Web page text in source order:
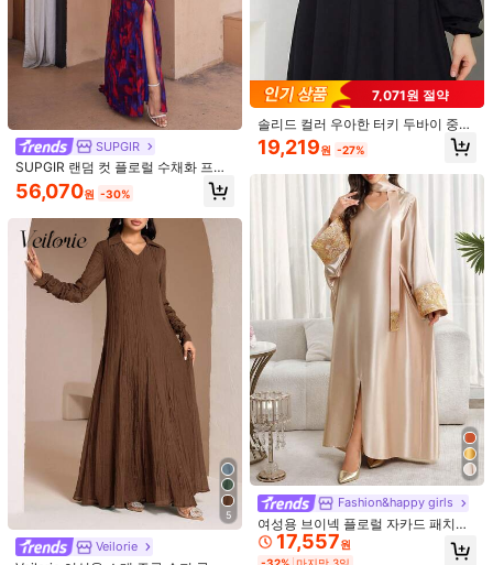
(0)
제품 세부 정보
소재:
워븐 패브릭
구성:
100% 폴리에스터
안감:
WXWS
4.87 547 팔로워
4.87 547 팔로워
4.87 547 팔로워
4.87 547 팔로워
547 팔로워
547 팔로워
547 팔로워
547 팔로워
4.87 547 팔로워
최근 151개 판매됨 228 재구매
팔로잉
마음에 드실 거예요.
의류 액세서리 가방 & 러기지 주얼리 & 시계 신발 뷰티
SUPGIR
SUPGIR 랜덤 컷 플로럴 수채화 프린
트 브이넥라인, 크리스탈 장식 플리츠
모데스트 긴팔 드레스 오프숄더 디자
56,070원 -30%
5
Veilorie
7,071원 절약
솔리드 컬러 우아한 터키 두바이 중동
스타일 여성용 롱 로브 지퍼 플레어 편
안한 긴팔 아바야 봄 휴가 블랙 가을
19,219원 -27%
Fashion&happy girls
여성용 브이넥 플로럴 자카드 패치워
크 루즈핏 우아한 아라비안 드레스, 우
아한 파티 드레스, 새해 의상, 새해 전
17,557원